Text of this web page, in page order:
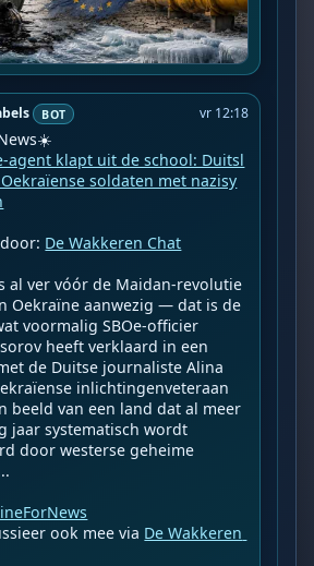
BOT vr 12:18
agent klapt uit de school: Duitsl
soldaten met nazisy
De Wakkeren Chat
al ver vóór de Maidan-revolutie
Oekraïne aanwezig — dat is de
voormalig SBOe-officier
heeft verklaard in een
de Duitse journaliste Alina
inlichtingenveteraan
beeld van een land dat al meer
jaar systematisch wordt
door westerse geheime
ook mee via De Wakkeren